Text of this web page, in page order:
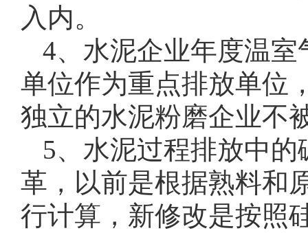
入内。
4、水泥企业年度温
单位作为重点排放单位
独立的水泥粉磨企业不
5、水泥过程排放中
革，以前是根据熟料和
行计算，新修改是按照